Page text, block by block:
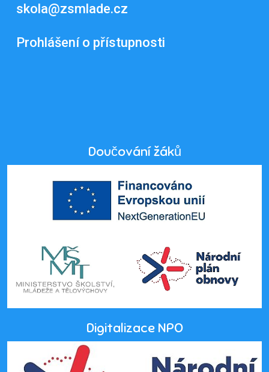
skola@zsmlade.cz
Prohlášení o přístupnosti
Doučování žáků
Digitalizace NPO